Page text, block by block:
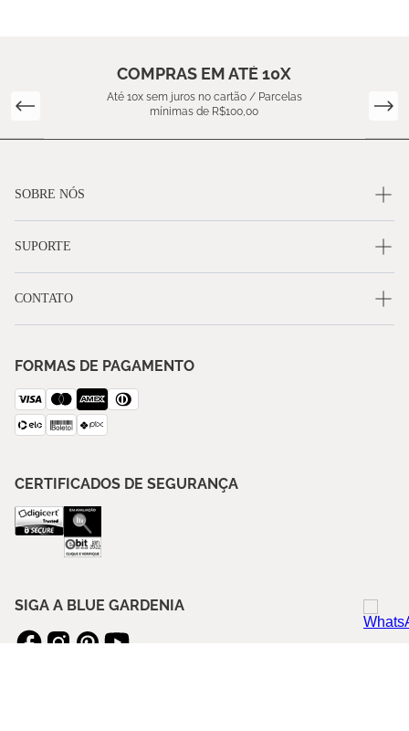
COMPRAS EM ATÉ 10X
Até 10x sem juros no cartão / Parcelas
mínimas de R$100,00
SOBRE NÓS
SUPORTE
CONTATO
FORMAS DE PAGAMENTO
CERTIFICADOS DE SEGURANÇA
SIGA A BLUE GARDENIA